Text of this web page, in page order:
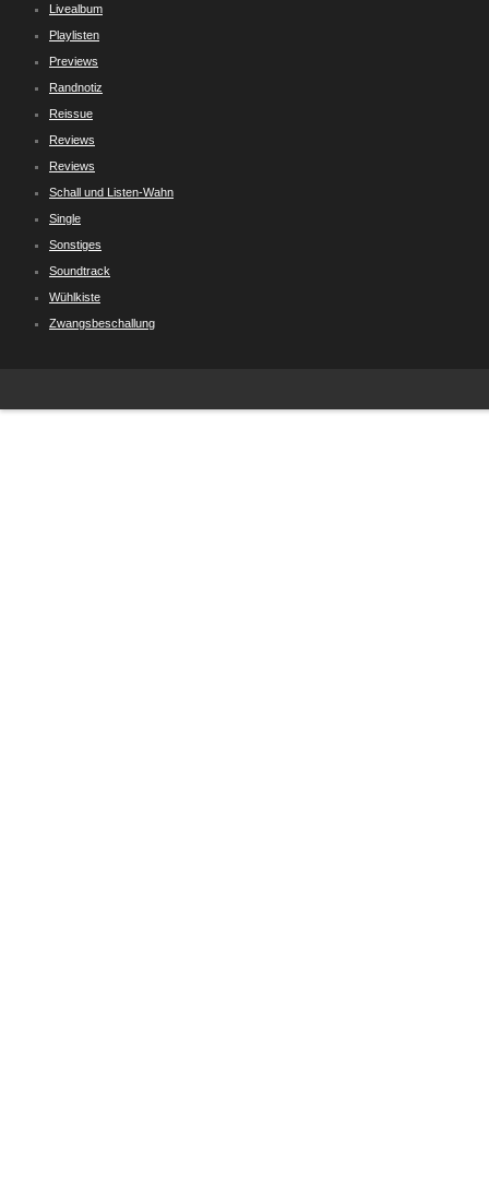
Livealbum
Playlisten
Previews
Randnotiz
Reissue
Reviews
Reviews
Schall und Listen-Wahn
Single
Sonstiges
Soundtrack
Wühlkiste
Zwangsbeschallung